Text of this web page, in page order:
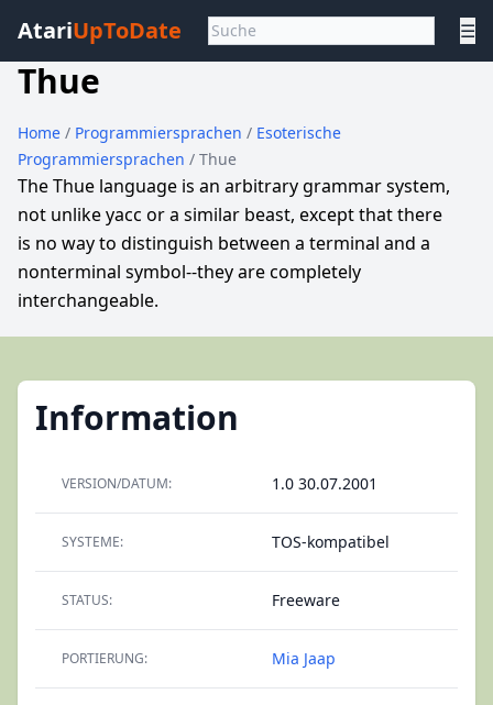
AtariUpToDate ☰
Thue
Home / Programmiersprachen / Esoterische
Programmiersprachen / Thue
The Thue language is an arbitrary grammar system,
not unlike yacc or a similar beast, except that there
is no way to distinguish between a terminal and a
nonterminal symbol--they are completely
interchangeable.
Information
VERSION/DATUM: 1.0 30.07.2001
SYSTEME: TOS-kompatibel
STATUS: Freeware
PORTIERUNG: Mia Jaap